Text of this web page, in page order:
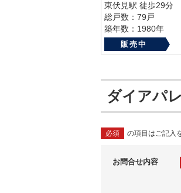
東伏見駅 徒歩29分
総戸数：79戸
築年数：1980年
販売中
ダイアパ
必須 の項目はご記入
お問合せ内容